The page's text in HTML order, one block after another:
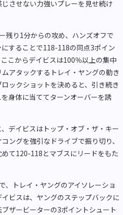
させない力強いプレーを見せ続け
残り1分からの攻め、ハンズオフで
することで118-118の同点3ポイン
こからデイビスは100％以上の集中
アタックするトレイ・ヤングの動き
ックショットを決めると、引き続き
身体に当ててターンオーバーを誘
デイビスはトップ・オブ・ザ・キー
ングを強引なドライブで振り切り、
て120-118とマブスにリードをもた
、トレイ・ヤングのアイソレーショ
ビスは、ヤングのステップバックに
ザービーターの3ポイントシュート